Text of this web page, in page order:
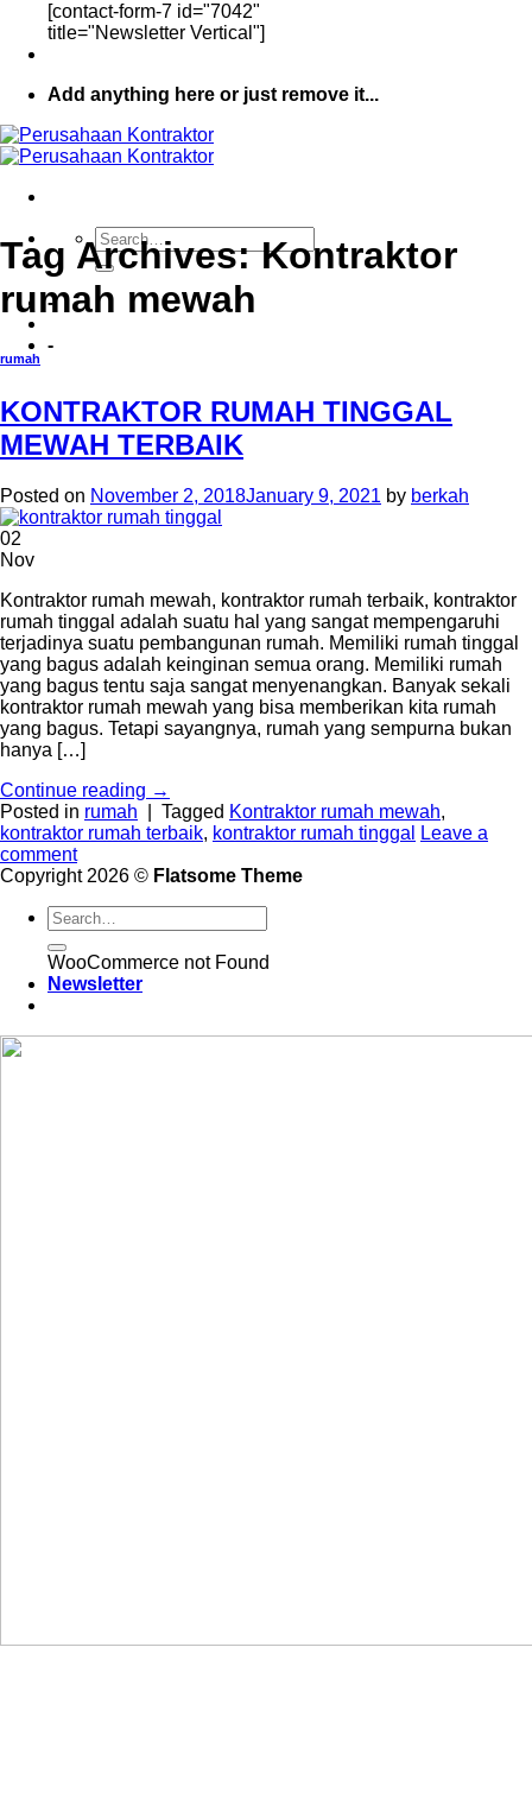
[contact-form-7 id="7042"
title="Newsletter Vertical"]
Add anything here or just remove it...
-
-
Tag Archives:Kontraktor
rumah mewah
rumah
KONTRAKTOR RUMAH TINGGAL
MEWAH TERBAIK
Posted on November 2, 2018January 9, 2021 by berkah
02
Nov
Kontraktor rumah mewah, kontraktor rumah terbaik, kontraktor
rumah tinggal adalah suatu hal yang sangat mempengaruhi
terjadinya suatu pembangunan rumah. Memiliki rumah tinggal
yang bagus adalah keinginan semua orang. Memiliki rumah
yang bagus tentu saja sangat menyenangkan. Banyak sekali
kontraktor rumah mewah yang bisa memberikan kita rumah
yang bagus. Tetapi sayangnya, rumah yang sempurna bukan
hanya […]
Continue reading →
Posted in rumah Tagged Kontraktor rumah mewah,
kontraktor rumah terbaik, kontraktor rumah tinggal
Leave a
comment
Copyright 2026 © Flatsome Theme
WooCommerce not Found
Newsletter